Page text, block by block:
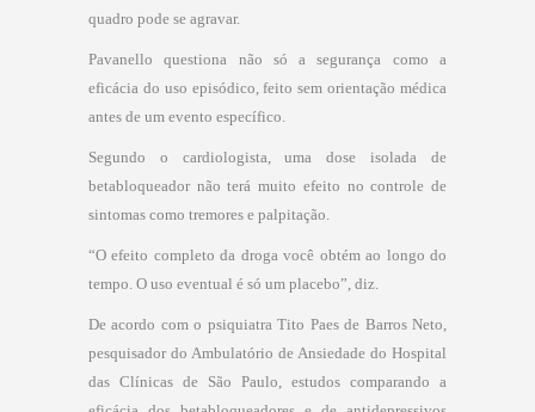
quadro pode se agravar.
Pavanello questiona não só a segurança como a
eficácia do uso episódico, feito sem orientação médica
antes de um evento específico.
Segundo o cardiologista, uma dose isolada de
betabloqueador não terá muito efeito no controle de
sintomas como tremores e palpitação.
“O efeito completo da droga você obtém ao longo do
tempo. O uso eventual é só um placebo”, diz.
De acordo com o psiquiatra Tito Paes de Barros Neto,
pesquisador do Ambulatório de Ansiedade do Hospital
das Clínicas de São Paulo, estudos comparando a